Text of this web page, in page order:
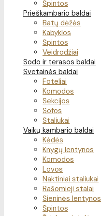
Spintos
Prieškambario baldai
Batų dėžės
Kabyklos
Spintos
Veidrodžiai
Sodo ir terasos baldai
Svetainės baldai
Foteliai
Komodos
Sekcijos
Sofos
Staliukai
Vaikų kambario baldai
Kėdės
Knygų lentynos
Komodos
Lovos
Naktiniai staliukai
Rašomieji stalai
Sieninės lentynos
Spintos